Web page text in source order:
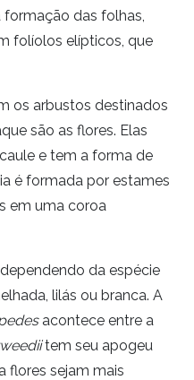
das folhas,
folíolos elípticos, que
os arbustos destinados
são as flores. Elas
e tem a forma de
é formada por estames
em uma coroa
da espécie
lilás ou branca. A
acontece entre a
tem seu apogeu
flores sejam mais